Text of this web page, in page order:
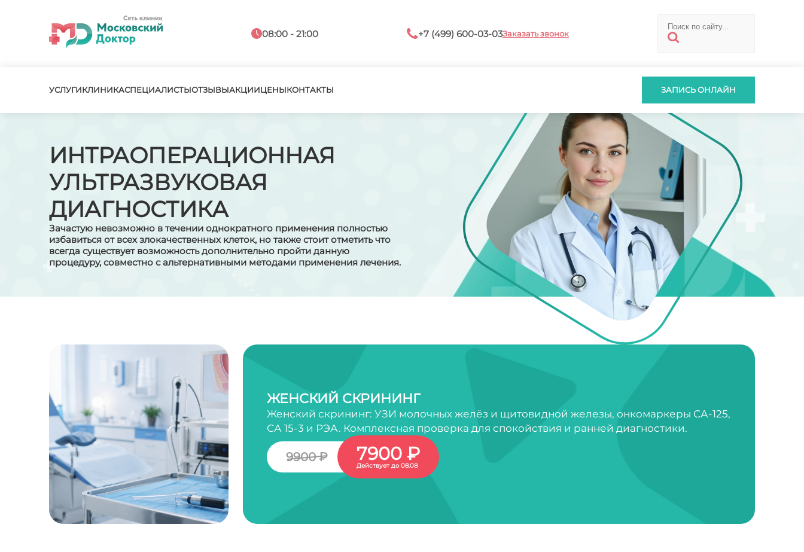
08:00 - 21:00 +7 (499) 600-03-03Заказать звонок
УСЛУГИКЛИНИКАСПЕЦИАЛИСТЫОТЗЫВЫАКЦИИЦЕНЫКОНТАКТЫ ЗАПИСЬ ОНЛАЙН
ИНТРАОПЕРАЦИОННАЯ
УЛЬТРАЗВУКОВАЯ
ДИАГНОСТИКА
Зачастую невозможно в течении однократного применения полностью
избавиться от всех злокачественных клеток, но также стоит отметить что
всегда существует возможность дополнительно пройти данную
процедуру, совместно с альтернативными методами применения лечения.
ЖЕНСКИЙ СКРИНИНГ
Женский скрининг: УЗИ молочных желёз и щитовидной железы, онкомаркеры СА-125,
СА 15-3 и РЭА. Комплексная проверка для спокойствия и ранней диагностики.
9900 ₽ 7900 ₽
Действует до 08.08